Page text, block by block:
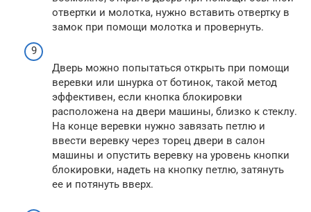
отвертки и молотка, нужно вставить отвертку в
замок при помощи молотка и провернуть.
Дверь можно попытаться открыть при помощи
веревки или шнурка от ботинок, такой метод
эффективен, если кнопка блокировки
расположена на двери машины, близко к стеклу.
На конце веревки нужно завязать петлю и
ввести веревку через торец двери в салон
машины и опустить веревку на уровень кнопки
блокировки, надеть на кнопку петлю, затянуть
ее и потянуть вверх.